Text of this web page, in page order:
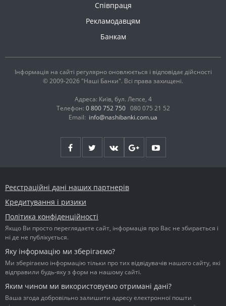
Співпраця
Рекламодавцям
Банкам
Інформація на сайті регулярно оновлюється і відповідає дійсності
© 2009-2026 "Наші Банки". Всі права захищені.
Адреса: Київ, бул. Лепсе, 4
Телефон: 0 800 752 750 080 075 21 52
Email: info@nashibanki.com.ua
Реєстраційні дані наших партнерів
Кредитування і ризики
Політика конфіденційності
Якщо Ви просто переглядаєте сайт, інформація про Вас не збирається і
ні де не публікується.
Яку інформацію ми зберігаємо?
Ми зберігаємо інформацію тільки про тих відвідувачів нашого сайту, які
відправили будь-яку з форм на нашому сайті.
Яким чином ми використовуємо отримані дані?
Ваша згода добровільно залишити адресу електронної пошти